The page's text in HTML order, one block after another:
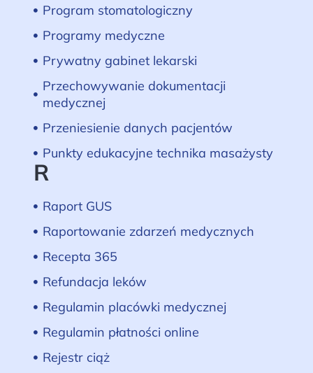
Program stomatologiczny
Programy medyczne
Prywatny gabinet lekarski
Przechowywanie dokumentacji
medycznej
Przeniesienie danych pacjentów
Punkty edukacyjne technika masażysty
R
Raport GUS
Raportowanie zdarzeń medycznych
Recepta 365
Refundacja leków
Regulamin placówki medycznej
Regulamin płatności online
Rejestr ciąż